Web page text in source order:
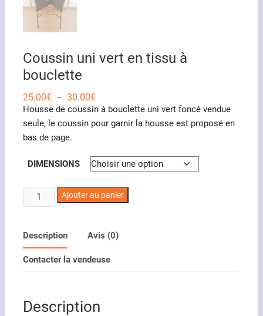
Coussin uni vert en tissu à
bouclette
25.00€ – 30.00€Plage
de
prix :
25.00€
Housse de coussin à bouclette uni vert foncé vendue
seule, le coussin pour garnir la housse est proposé en
bas de page.
DIMENSIONS
quantité
de
uni
vert
en
bouclette
Ajouter au panier
Description Avis (0)
Contacter la vendeuse
Description